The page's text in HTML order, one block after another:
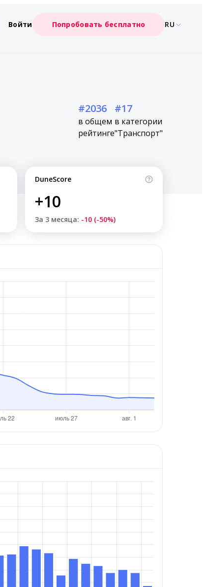
Войти Попробовать бесплатно RU
#2036
в общем
рейтинге
#17
в категории
"Транспорт"
DuneScore
+10
За 3 месяца: -10 (-50%)